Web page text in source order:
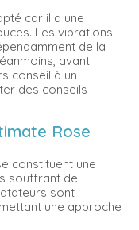
car il a une
Les vibrations
de la
avant
conseil à un
des conseils
Rose
constituent une
souffrant de
sont
une approche